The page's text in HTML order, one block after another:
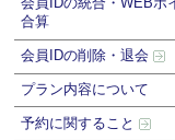
合算
会員IDの削除・退会
プラン内容について
予約に関すること